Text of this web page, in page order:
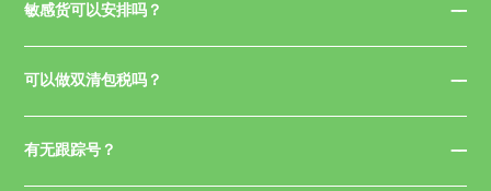
敏感货可以安排吗？
可以做双清包税吗？
有无跟踪号？